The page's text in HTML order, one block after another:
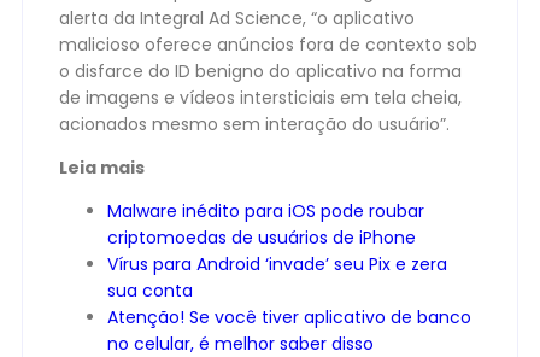
alerta da Integral Ad Science, “o aplicativo
malicioso oferece anúncios fora de contexto sob
o disfarce do ID benigno do aplicativo na forma
de imagens e vídeos intersticiais em tela cheia,
acionados mesmo sem interação do usuário”.
Leia mais
Malware inédito para iOS pode roubar
criptomoedas de usuários de iPhone
Vírus para Android ‘invade’ seu Pix e zera
sua conta
Atenção! Se você tiver aplicativo de banco
no celular, é melhor saber disso